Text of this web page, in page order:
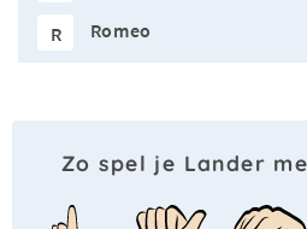
R Romeo
Zo spel je Lander